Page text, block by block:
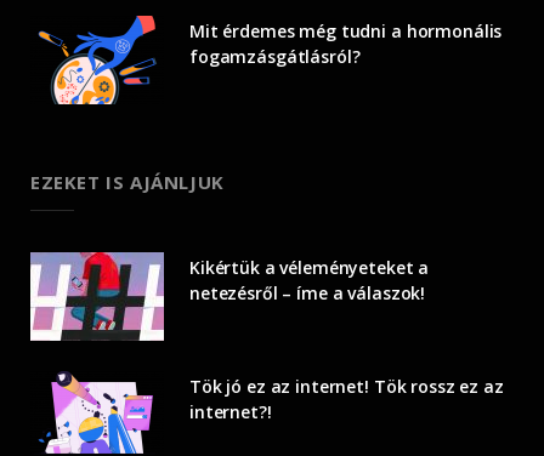
Mit érdemes még tudni a hormonális
fogamzásgátlásról?
EZEKET IS AJÁNLJUK
Kikértük a véleményeteket a
netezésről – íme a válaszok!
Tök jó ez az internet! Tök rossz ez az
internet?!